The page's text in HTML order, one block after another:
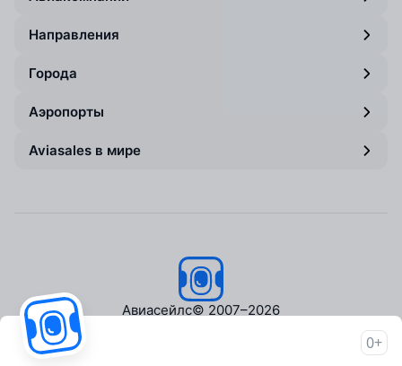
Направления
Города
Аэропорты
Aviasales в мире
Авиасейлс© 2007–2026
0+